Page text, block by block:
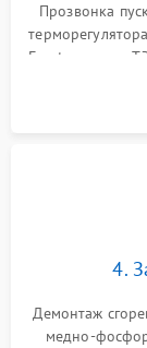
Прозвонка
Frost, включая
4.
Демонтаж
медно-